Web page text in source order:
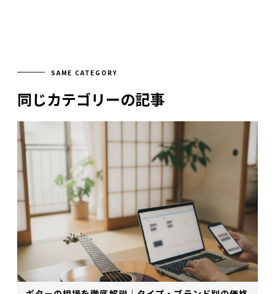
SAME CATEGORY
同じカテゴリーの記事